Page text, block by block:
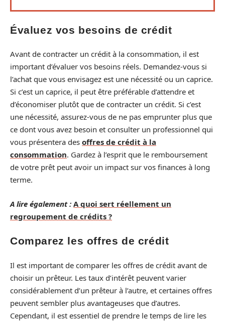
Évaluez vos besoins de crédit
Avant de contracter un crédit à la consommation, il est
important d’évaluer vos besoins réels. Demandez-vous si
l’achat que vous envisagez est une nécessité ou un caprice.
Si c’est un caprice, il peut être préférable d’attendre et
d’économiser plutôt que de contracter un crédit. Si c’est
une nécessité, assurez-vous de ne pas emprunter plus que
ce dont vous avez besoin et consulter un professionnel qui
vous présentera des offres de crédit à la
consommation. Gardez à l’esprit que le remboursement
de votre prêt peut avoir un impact sur vos finances à long
terme.
A lire également : A quoi sert réellement un
regroupement de crédits ?
Comparez les offres de crédit
Il est important de comparer les offres de crédit avant de
choisir un prêteur. Les taux d’intérêt peuvent varier
considérablement d’un prêteur à l’autre, et certaines offres
peuvent sembler plus avantageuses que d’autres.
Cependant, il est essentiel de prendre le temps de lire les